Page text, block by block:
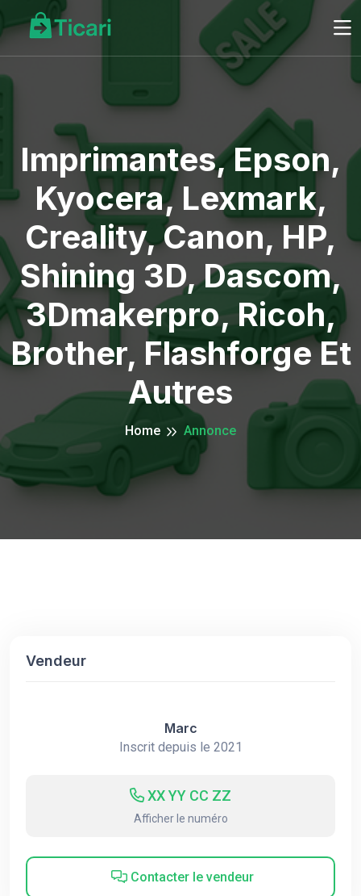
Imprimantes, Epson,
Kyocera, Lexmark,
Creality, Canon, HP,
Shining 3D, Dascom,
3Dmakerpro, Ricoh,
Brother, Flashforge Et
Autres
Home Annonce
Vendeur
Marc
Inscrit depuis le 2021
XX YY CC ZZ
Afficher le numéro
Contacter le vendeur